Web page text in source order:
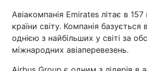
Авіакомпанія Emirates літає в
країни світу. Компанія базується
однією з найбільших у світі за
міжнародних авіаперевезень.